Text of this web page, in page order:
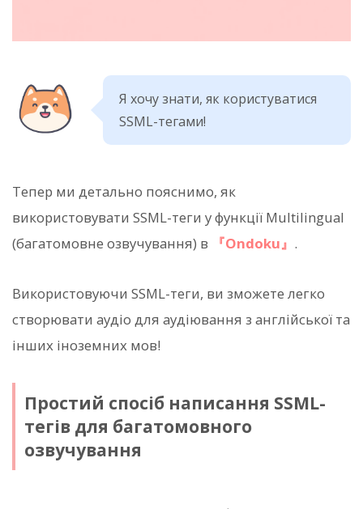
Я хочу знати, як користуватися
SSML-тегами!
Тепер ми детально пояснимо, як
використовувати SSML-теги у функції Multilingual
(багатомовне озвучування) в
『Ondoku』 .
Використовуючи SSML-теги, ви зможете легко
створювати аудіо для аудіювання з англійської та
інших іноземних мов!
Простий спосіб написання SSML-
тегів для багатомовного
озвучування